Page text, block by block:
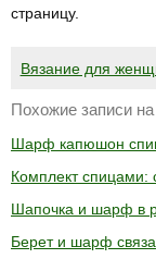
страницу.
Вязание для
Похожие записи
Шарф капюшон
Комплект
Шапочка и шарф в
Берет и шарф